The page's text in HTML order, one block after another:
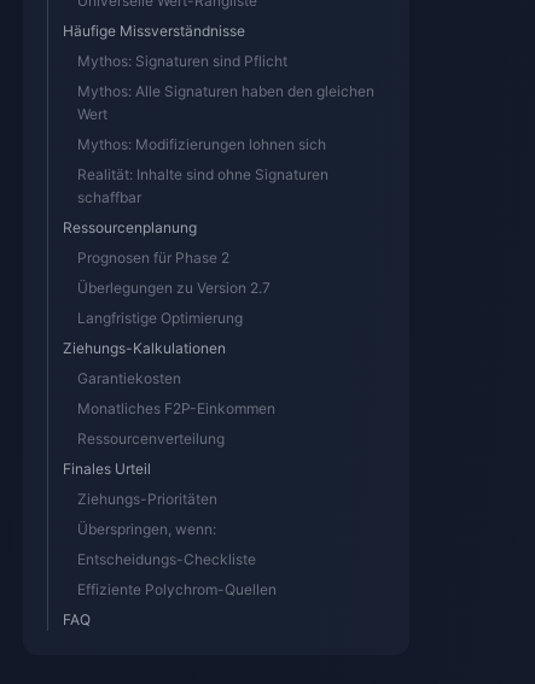
Häufige Missverständnisse
Mythos: Signaturen sind Pflicht
Mythos: Alle Signaturen haben den gleichen
Wert
Mythos: Modifizierungen lohnen sich
Realität: Inhalte sind ohne Signaturen
schaffbar
Ressourcenplanung
Prognosen für Phase 2
Überlegungen zu Version 2.7
Langfristige Optimierung
Ziehungs-Kalkulationen
Garantiekosten
Monatliches F2P-Einkommen
Ressourcenverteilung
Finales Urteil
Ziehungs-Prioritäten
Überspringen, wenn:
Entscheidungs-Checkliste
Effiziente Polychrom-Quellen
FAQ